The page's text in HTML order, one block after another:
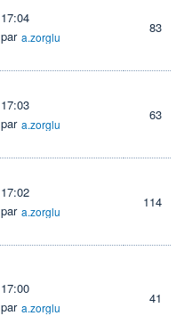
17:04
par a.zorglu
83
17:03
par a.zorglu
63
17:02
par a.zorglu
114
17:00
par a.zorglu
41